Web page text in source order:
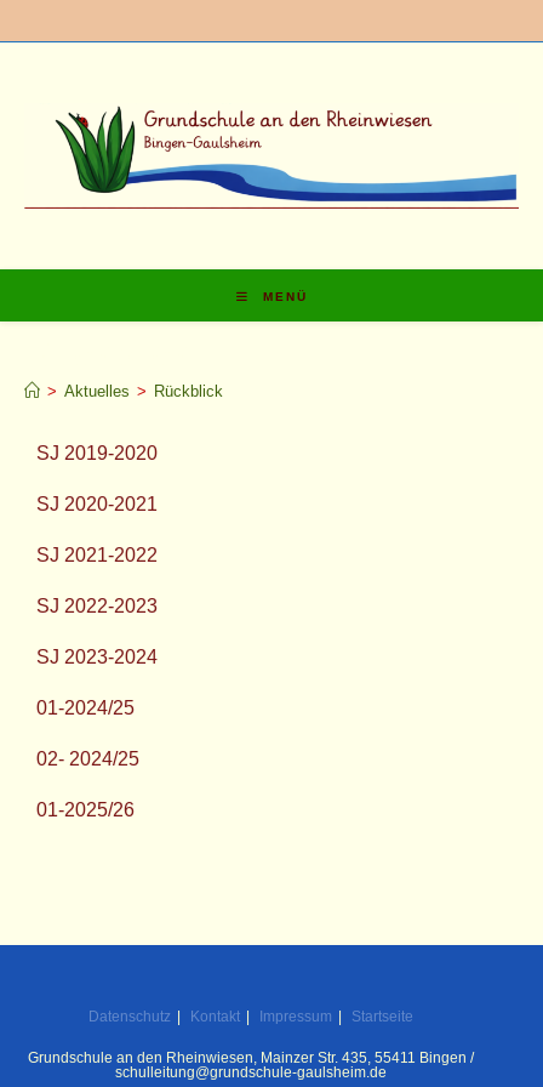
MENÜ
> Aktuelles > Rückblick
SJ 2019-2020
SJ 2020-2021
SJ 2021-2022
SJ 2022-2023
SJ 2023-2024
01-2024/25
02- 2024/25
01-2025/26
Datenschutz Kontakt Impressum Startseite
Grundschule an den Rheinwiesen, Mainzer Str. 435, 55411 Bingen /
schulleitung@grundschule-gaulsheim.de